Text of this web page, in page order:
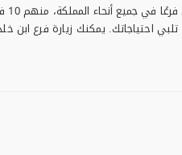
لك أنك ستجد السيارة التي تلبي احتياجاتك. يمكنك